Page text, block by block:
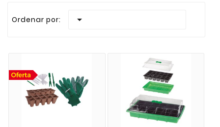
Ordenar por:
